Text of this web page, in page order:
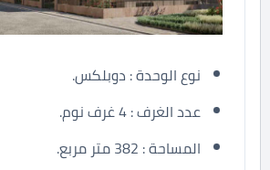
نوع الوحدة : دوبلكس.
عدد الغرف : 4 غرف نوم.
المساحة : 382 متر مربع.